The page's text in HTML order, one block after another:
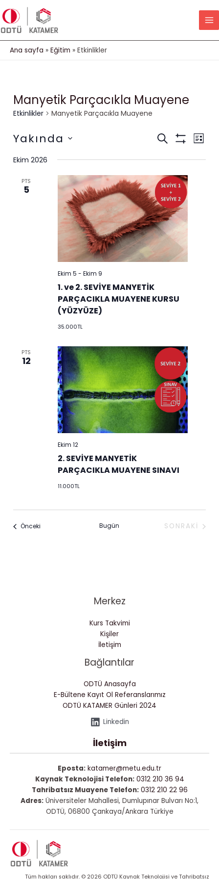
atla
Ana sayfa Eğitim Etkinlikler
Manyetik Parçacıkla Muayene
Etkinlikler Manyetik Parçacıkla Muayene
arama
ve
gezinme
ARA LISTE
Yakında
seç.
Ekim 2026
PTS
5
Ekim 5 - Ekim 9
1. ve 2. SEVİYE MANYETİK
PARÇACIKLA MUAYENE KURSU
(YÜZYÜZE)
35.000TL
PTS
12
Ekim 12
2. SEVİYE MANYETİK
PARÇACIKLA MUAYENE SINAVI
11.000TL
ÖncekiEtkinlikler Bugün
SONRAKI
Merkez
Kurs Takvimi
Kişiler
İletişim
Bağlantılar
ODTÜ Anasayfa
E-Bültene Kayıt Ol Referanslarımız
ODTÜ KATAMER Günleri 2024
Linkedin
İletişim
Eposta: katamer@metu.edu.tr
Kaynak Teknolojisi Telefon: 0312 210 36 94
Tahribatsız Muayene Telefon: 0312 210 22 96
Adres: Üniversiteler Mahallesi, Dumlupınar Bulvarı No:1,
ODTÜ, 06800 Çankaya/Ankara Türkiye
Tüm hakları saklıdır. © 2026 ODTÜ Kaynak Teknolojisi ve Tahribatsız